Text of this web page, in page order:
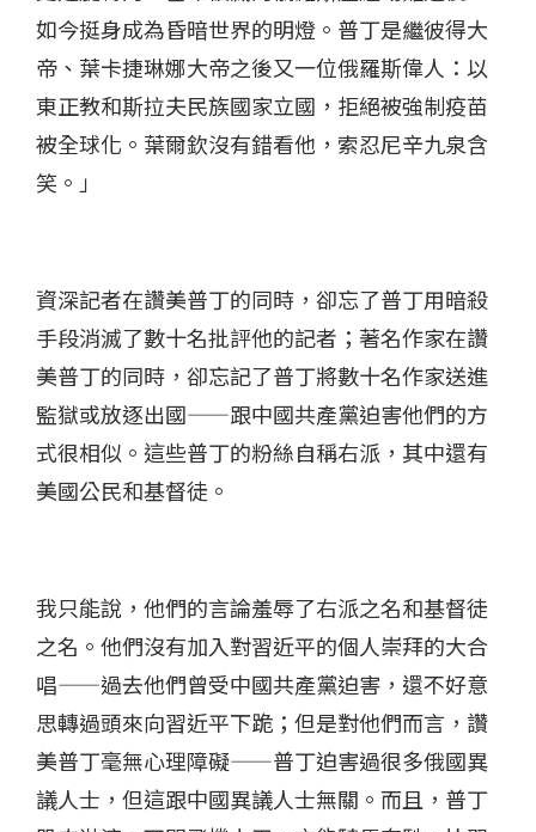
如今挺身成為昏暗世界的明燈。普丁是繼彼得大
帝、葉卡捷琳娜大帝之後又一位俄羅斯偉人：以
東正教和斯拉夫民族國家立國，拒絕被強制疫苗
被全球化。葉爾欽沒有錯看他，索忍尼辛九泉含
笑。」
資深記者在讚美普丁的同時，卻忘了普丁用暗殺
手段消滅了數十名批評他的記者；著名作家在讚
美普丁的同時，卻忘記了普丁將數十名作家送進
監獄或放逐出國——跟中國共產黨迫害他們的方
式很相似。這些普丁的粉絲自稱右派，其中還有
美國公民和基督徒。
我只能說，他們的言論羞辱了右派之名和基督徒
之名。他們沒有加入對習近平的個人崇拜的大合
唱——過去他們曾受中國共產黨迫害，還不好意
思轉過頭來向習近平下跪；但是對他們而言，讚
美普丁毫無心理障礙——普丁迫害過很多俄國異
議人士，但這跟中國異議人士無關。而且，普丁